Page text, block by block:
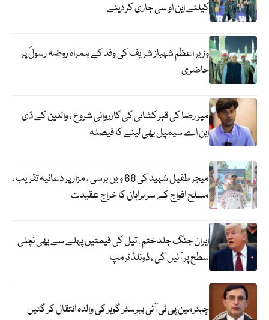
کیلئے این او سی جاری کر دیئے
وزیر اعظم شہباز شریف کی وفد کے ہمراہ روضہ رسولؐ پر
حاضری
میر رضا کی قبر کشائی کی کارروائی شروع ، والدین کے ڈی
این اے سیمپل بھی لینے کا فیصلہ
میجر طفیل شہید کی 68 ویں برسی ، مزار پر دعائیہ تقریب ،
مسلح افواج کے سربراہان کا خراج عقیدت
ایران جنگ جلد ختم ، تیل کی قیمتیں پہلے سے بھی نچلی
سطح پر آئیں گی ، ڈونلڈ ٹرمپ
چیئرمین پی ٹی آئی بیرسٹر گوہر کی والدہ انتقال کر گئیں